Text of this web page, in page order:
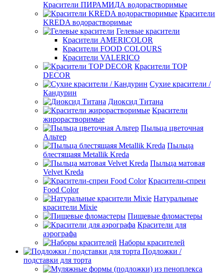
Красители ПИРАМИДА водорастворимые
Красители
KREDA водорастворимые
Гелевые красители
Красители AMERICOLOR
Красители FOOD COLOURS
Красители VALERICO
Красители TOP
DECOR
Сухие красители /
Кандурин
Диоксид Титана
Красители
жирорастворимые
Пыльца цветочная
Альтер
Пыльца
блестящаяя Metallik Kreda
Пыльца матовая
Velvet Kreda
Красители-спреи
Food Color
Натуральные
красители Mixie
Пищевые фломастеры
Красители для
аэрографа
Наборы красителей
Подложки /
подставки для торта